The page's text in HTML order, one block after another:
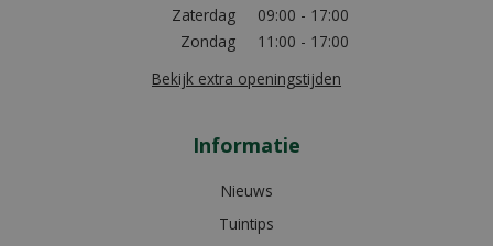
Zaterdag
09:00 - 17:00
Zondag
11:00 - 17:00
Bekijk extra openingstijden
Informatie
Nieuws
Tuintips